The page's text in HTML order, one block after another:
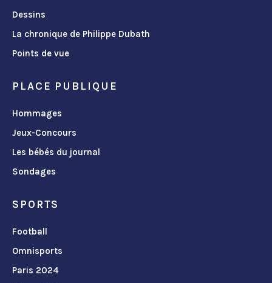
Dessins
La chronique de Philippe Dubath
Points de vue
PLACE PUBLIQUE
Hommages
Jeux-Concours
Les bébés du journal
Sondages
SPORTS
Football
Omnisports
Paris 2024